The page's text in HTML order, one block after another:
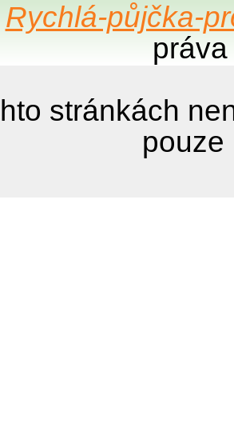
Rychlá-půjčka-
stránkách
pouze